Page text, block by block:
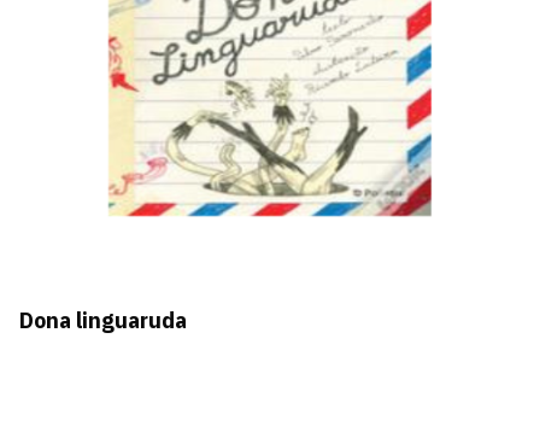
Dona linguaruda